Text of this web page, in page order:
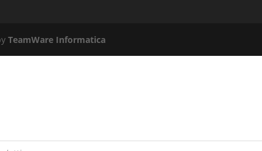
TeamWare Informatica